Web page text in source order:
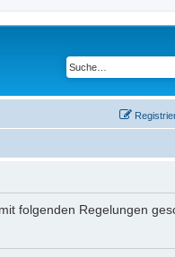
folgenden Regelungen